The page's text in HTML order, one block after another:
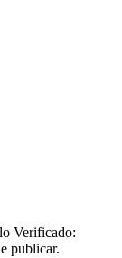
Verificado:
publicar.